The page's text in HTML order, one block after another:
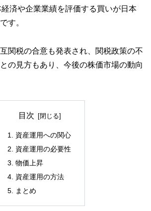
経済や企業業績を評価する買いが日本
す。
関税の合意も発表され、関税政策の不
の見方もあり、今後の株価市場の動向
目次
資産運用への関心
資産運用の必要性
物価上昇
資産運用の方法
まとめ